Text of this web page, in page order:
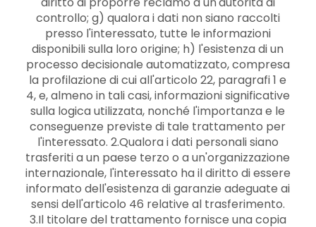
controllo; g) qualora i dati non siano raccolti
presso l'interessato, tutte le informazioni
disponibili sulla loro origine; h) l'esistenza di un
processo decisionale automatizzato, compresa
la profilazione di cui all'articolo 22, paragrafi 1 e
4, e, almeno in tali casi, informazioni significative
sulla logica utilizzata, nonché l'importanza e le
conseguenze previste di tale trattamento per
l'interessato. 2.Qualora i dati personali siano
trasferiti a un paese terzo o a un'organizzazione
internazionale, l'interessato ha il diritto di essere
informato dell'esistenza di garanzie adeguate ai
sensi dell'articolo 46 relative al trasferimento.
3.Il titolare del trattamento fornisce una copia